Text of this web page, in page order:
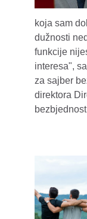
koja sam
dužnosti
funkcije
interesa",
za sajber
direktora